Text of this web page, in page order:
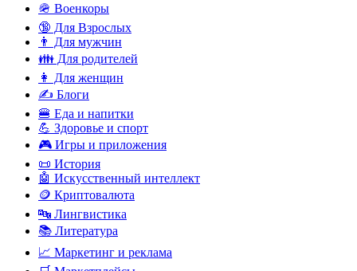
🪖 Военкоры
🔞 Для Взрослых
👨 Для мужчин
👪 Для родителей
👩 Для женщин
✍️ Блоги
🍔 Еда и напитки
💪 Здоровье и спорт
🎮 Игры и приложения
📜 История
🤖 Искусственный интеллект
🪙 Криптовалюта
🔤 Лингвистика
📚 Литература
📈 Маркетинг и реклама